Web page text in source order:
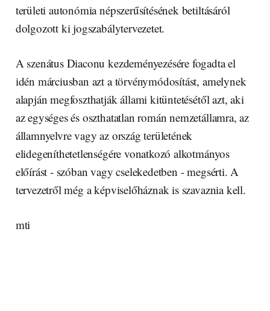
területi autonómia népszerűsítésének betiltásáról
dolgozott ki jogszabálytervezetet.
A szenátus Diaconu kezdeményezésére fogadta el
idén márciusban azt a törvénymódosítást, amelynek
alapján megfoszthatják állami kitüntetésétől azt, aki
az egységes és oszthatatlan román nemzetállamra, az
államnyelvre vagy az ország területének
elidegeníthetetlenségére vonatkozó alkotmányos
előírást - szóban vagy cselekedetben - megsérti. A
tervezetről még a képviselőháznak is szavaznia kell.
mti